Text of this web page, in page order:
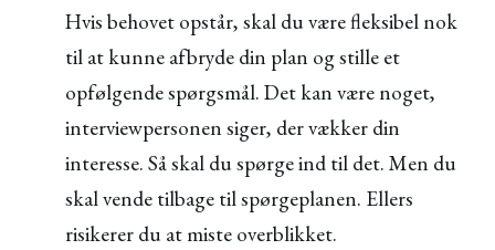
Hvis behovet opstår, skal du være fleksibel nok
til at kunne afbryde din plan og stille et
opfølgende spørgsmål. Det kan være noget,
interviewpersonen siger, der vækker din
interesse. Så skal du spørge ind til det. Men du
skal vende tilbage til spørgeplanen. Ellers
risikerer du at miste overblikket.